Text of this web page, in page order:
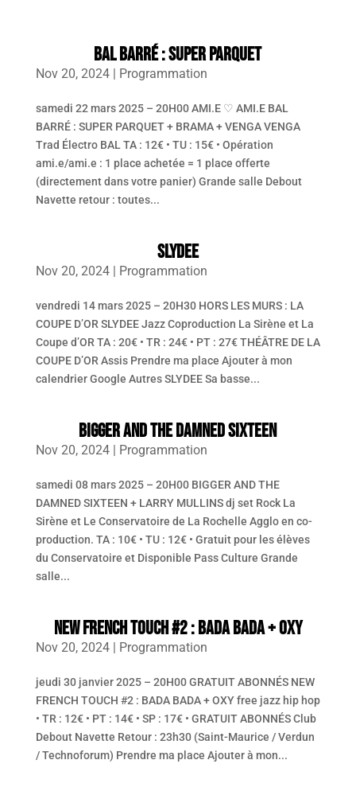
BAL BARRÉ : SUPER PARQUET
Nov 20, 2024| Programmation
samedi 22 mars 2025 – 20H00 AMI.E ♡ AMI.E BAL
BARRÉ : SUPER PARQUET + BRAMA + VENGA VENGA
Trad Électro BAL TA : 12€ • TU : 15€ • Opération
ami.e/ami.e : 1 place achetée = 1 place offerte
(directement dans votre panier) Grande salle Debout
Navette retour : toutes...
SLYDEE
Nov 20, 2024| Programmation
vendredi 14 mars 2025 – 20H30 HORS LES MURS : LA
COUPE D’OR SLYDEE Jazz Coproduction La Sirène et La
Coupe d’OR TA : 20€ • TR : 24€ • PT : 27€ THÉÂTRE DE LA
COUPE D’OR Assis Prendre ma place Ajouter à mon
calendrier Google Autres SLYDEE Sa basse...
BIGGER AND THE DAMNED SIXTEEN
Nov 20, 2024| Programmation
samedi 08 mars 2025 – 20H00 BIGGER AND THE
DAMNED SIXTEEN + LARRY MULLINS dj set Rock La
Sirène et Le Conservatoire de La Rochelle Agglo en co-
production. TA : 10€ • TU : 12€ • Gratuit pour les élèves
du Conservatoire et Disponible Pass Culture Grande
salle...
NEW FRENCH TOUCH #2 : BADA BADA + OXY
Nov 20, 2024| Programmation
jeudi 30 janvier 2025 – 20H00 GRATUIT ABONNÉS NEW
FRENCH TOUCH #2 : BADA BADA + OXY free jazz hip hop
• TR : 12€ • PT : 14€ • SP : 17€ • GRATUIT ABONNÉS Club
Debout Navette Retour : 23h30 (Saint-Maurice / Verdun
/ Technoforum) Prendre ma place Ajouter à mon...